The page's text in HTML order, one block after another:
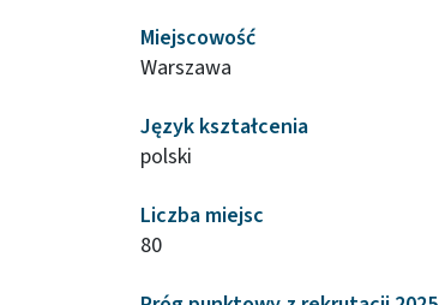
Miejscowość
Warszawa
Język kształcenia
polski
Liczba miejsc
80